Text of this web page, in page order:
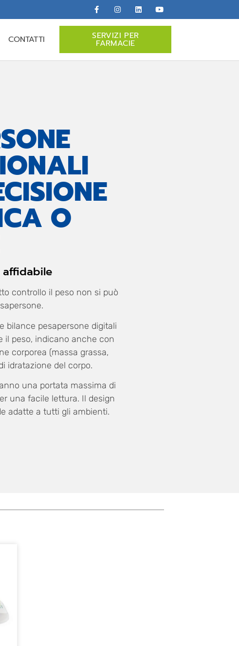
CONTATTI SERVIZI PER
FARMACIE
O
affidabile
controllo il peso non si può
bilance pesapersone digitali
il peso, indicano anche con
corporea (massa grassa,
idratazione del corpo.
una portata massima di
una facile lettura. Il design
adatte a tutti gli ambienti.